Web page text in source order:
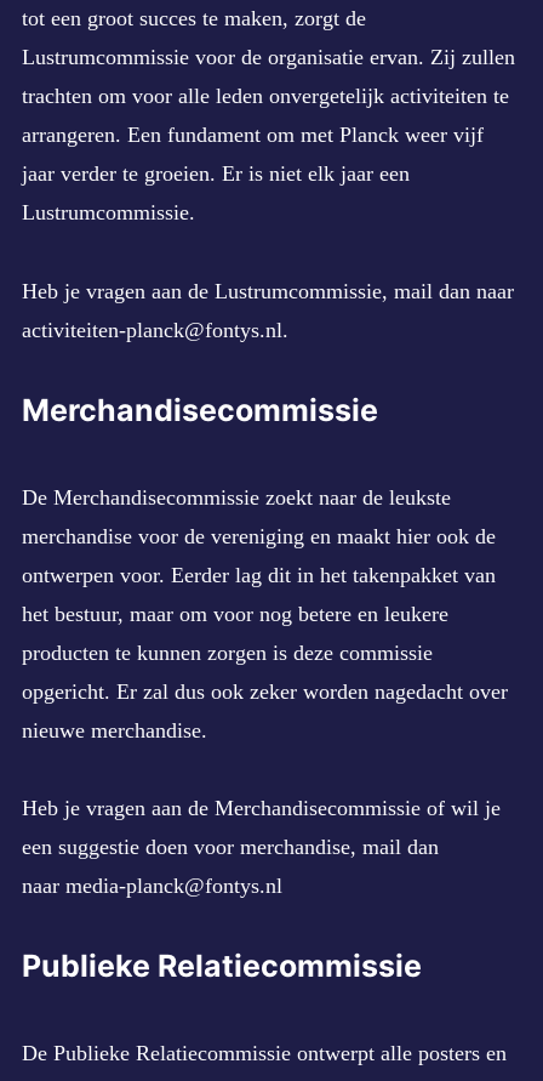
tot een groot succes te maken, zorgt de
Lustrumcommissie voor de organisatie ervan. Zij zullen
trachten om voor alle leden onvergetelijk activiteiten te
arrangeren. Een fundament om met Planck weer vijf
jaar verder te groeien. Er is niet elk jaar een
Lustrumcommissie.
Heb je vragen aan de Lustrumcommissie, mail dan naar
activiteiten-planck@fontys.nl.
Merchandisecommissie
De Merchandisecommissie zoekt naar de leukste
merchandise voor de vereniging en maakt hier ook de
ontwerpen voor. Eerder lag dit in het takenpakket van
het bestuur, maar om voor nog betere en leukere
producten te kunnen zorgen is deze commissie
opgericht. Er zal dus ook zeker worden nagedacht over
nieuwe merchandise.
Heb je vragen aan de Merchandisecommissie of wil je
een suggestie doen voor merchandise, mail dan
naar media-planck@fontys.nl
Publieke Relatiecommissie
De Publieke Relatiecommissie ontwerpt alle posters en